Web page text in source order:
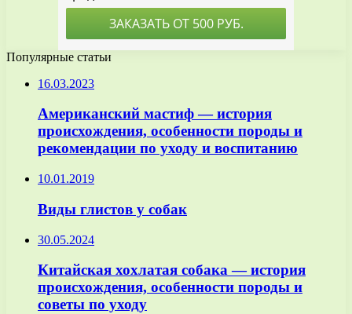
Популярные статьи
16.03.2023
Американский мастиф — история
происхождения, особенности породы и
рекомендации по уходу и воспитанию
10.01.2019
Виды глистов у собак
30.05.2024
Китайская хохлатая собака — история
происхождения, особенности породы и
советы по уходу